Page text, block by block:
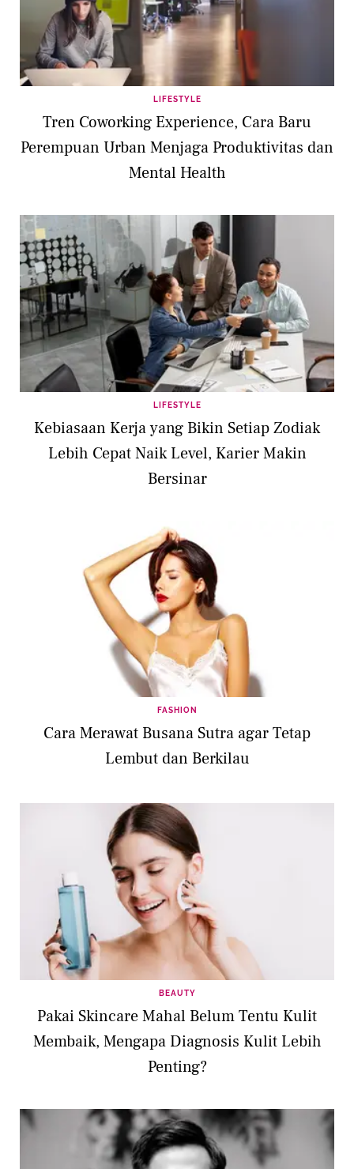
LIFESTYLE
Tren Coworking Experience, Cara Baru
Perempuan Urban Menjaga Produktivitas dan
Mental Health
LIFESTYLE
Kebiasaan Kerja yang Bikin Setiap Zodiak
Lebih Cepat Naik Level, Karier Makin
Bersinar
FASHION
Cara Merawat Busana Sutra agar Tetap
Lembut dan Berkilau
BEAUTY
Pakai Skincare Mahal Belum Tentu Kulit
Membaik, Mengapa Diagnosis Kulit Lebih
Penting?